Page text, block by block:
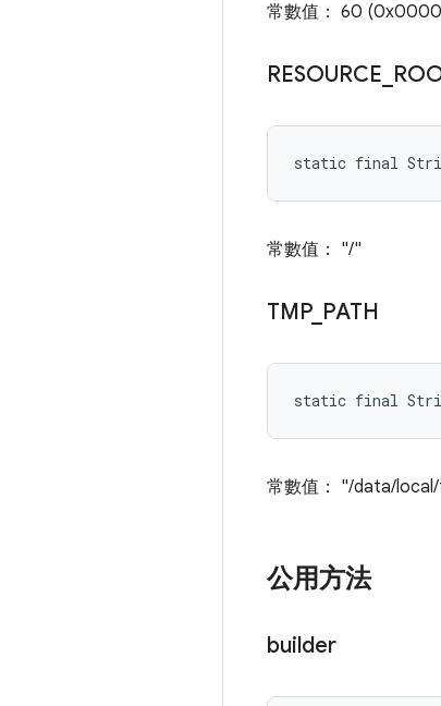
常數值： 60
RESOURCE
static final String
常數值： "/"
TMP_ PATH
static final String
常數值： "/data/
公用方法
builder